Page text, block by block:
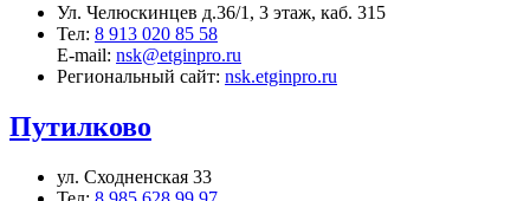
Ул. Челюскинцев д.36/1, 3 этаж, каб. 315
Тел: 8 913 020 85 58
E-mail: nsk@etginpro.ru
Региональный сайт: nsk.etginpro.ru
Путилково
ул. Сходненская 33